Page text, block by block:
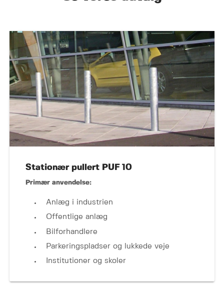
Stationær pullert PUF 10
Primær anvendelse:
Anlæg i industrien
Offentlige anlæg
Bilforhandlere
Parkeringspladser og lukkede veje
Institutioner og skoler